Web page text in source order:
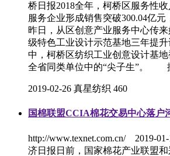
桥日报2018全年，柯桥区服务性
服务企业形成销售突破300.04亿
昨日，从区创意产业服务中心传
级特色工业设计示范基地三年提
中，柯桥区纺织工业创意设计基
全省同类单位中的“尖子生”。
2019-02-26 真星纺织 460
国棉联盟CCIA棉花交易中心落户
http://www.texnet.com.cn/ 2019-
济日报日前，国家棉花产业联盟